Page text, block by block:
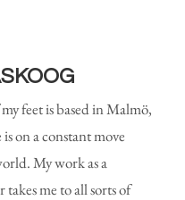
feet is based in Malmö,
on a constant move
My work as a
me to all sorts of